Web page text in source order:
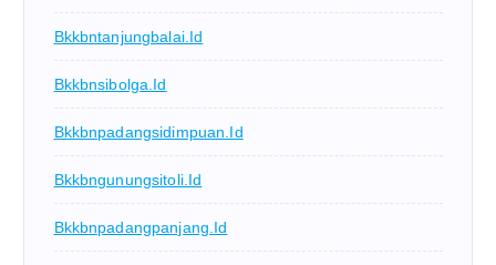
Bkkbntanjungbalai.id
Bkkbnsibolga.id
Bkkbnpadangsidimpuan.id
Bkkbngunungsitoli.id
Bkkbnpadangpanjang.id